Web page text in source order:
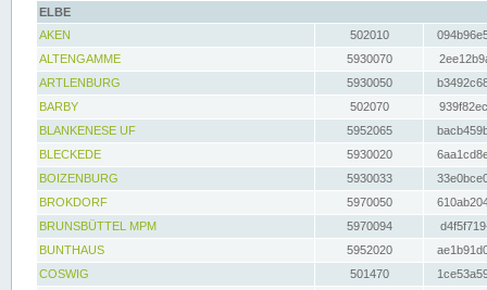
ELBE
AKEN
502010
ALTENGAMME
5930070
ARTLENBURG
5930050
BARBY
502070
BLANKENESE UF
5952065
BLECKEDE
5930020
BOIZENBURG
5930033
BROKDORF
5970050
BRUNSBÜTTEL MPM
5970094
BUNTHAUS
5952020
COSWIG
501470